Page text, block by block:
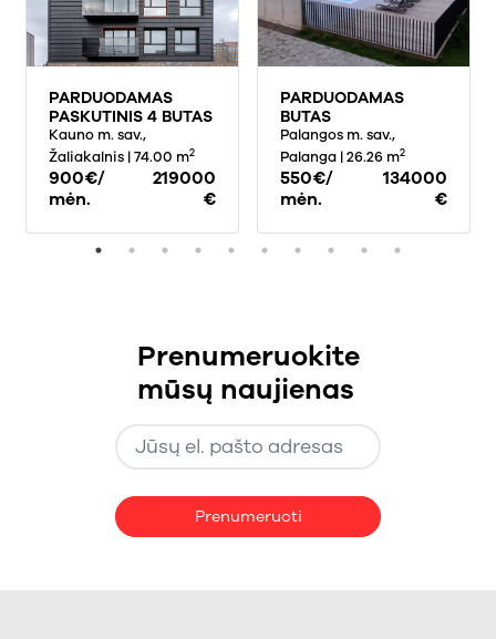
PARDUODAMAS
PASKUTINIS 4 BUTAS
ŽEIMENOS G.,
ŽALIAKALNYJE,
KAUNE, 74.59 KV.M
PLOTO. ANTRAME
NAME.
Kauno m. sav.,
Žaliakalnis | 74.00 m2
900€/
mėn.
219000
€
PARDUODAMAS
BUTAS
VAIVORYKŠTĖS G., ,
PALANGA, 26.26
KV.M PLOTO
Palangos m. sav.,
Palanga | 26.26 m2
550€/
mėn.
134000
€
Prenumeruokite
mūsų naujienas
Prenumeruoti